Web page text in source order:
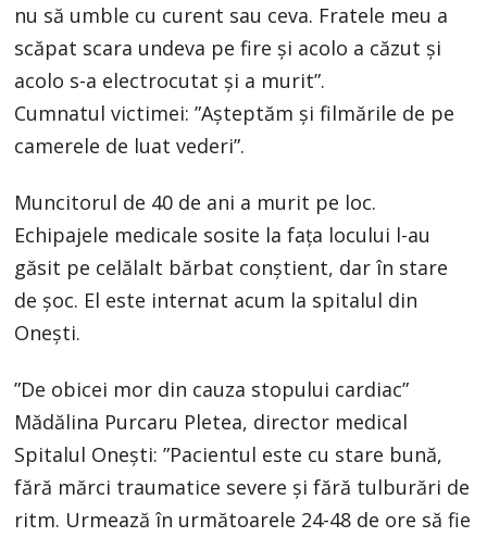
nu să umble cu curent sau ceva. Fratele meu a
scăpat scara undeva pe fire şi acolo a căzut şi
acolo s-a electrocutat şi a murit”.
Cumnatul victimei: ”Aşteptăm şi filmările de pe
camerele de luat vederi”.
Muncitorul de 40 de ani a murit pe loc.
Echipajele medicale sosite la fața locului l-au
găsit pe celălalt bărbat conștient, dar în stare
de șoc. El este internat acum la spitalul din
Onești.
”De obicei mor din cauza stopului cardiac”
Mădălina Purcaru Pletea, director medical
Spitalul Oneşti: ”Pacientul este cu stare bună,
fără mărci traumatice severe şi fără tulburări de
ritm. Urmează în următoarele 24-48 de ore să fie